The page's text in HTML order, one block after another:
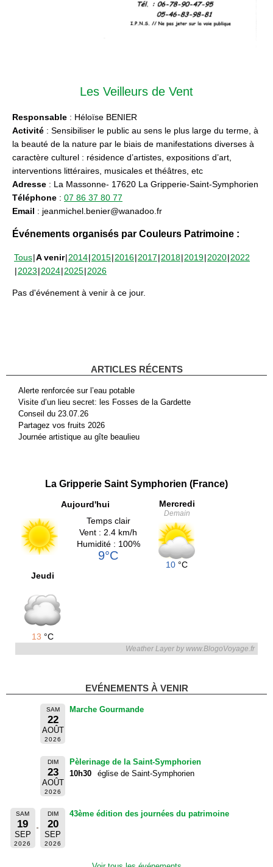
Les Veilleurs de Vent
Responsable : Héloïse BENIER
Activité : Sensibiliser le public au sens le plus large du terme, à
la beauté de la nature par le biais de manifestations diverses à
caractère culturel : résidence d’artistes, expositions d’art,
interventions littéraires, musicales et théâtres, etc
Adresse : La Massonne- 17620 La Gripperie-Saint-Symphorien
Téléphone : 07 86 37 80 77
Email : jeanmichel.benier@wanadoo.fr
Événements organisés par Couleurs Patrimoine :
Tous A venir 2014 2015 2016 2017 2018 2019 2020 2022
2023 2024 2025 2026
Pas d'événement à venir à ce jour.
ARTICLES RÉCENTS
Alerte renforcée sur l’eau potable
Visite d’un lieu secret: les Fosses de la Gardette
Conseil du 23.07.26
Partagez vos fruits 2026
Journée artistique au gîte beaulieu
La Gripperie Saint Symphorien (France)
Aujourd'hui
Temps clair
Vent : 2.4 km/h
Humidité : 100%
9°C
Mercredi
Demain
10 °C
Jeudi
13 °C
Weather Layer by www.BlogoVoyage.fr
EVÉNEMENTS À VENIR
SAM
22
AOÛT
2026
Marche Gourmande
DIM
23
AOÛT
2026
Pèlerinage de la Saint-Symphorien
10h30
église de Saint-Symphorien
SAM
19
SEP
2026
DIM
20
SEP
2026
43ème édition des journées du patrimoine